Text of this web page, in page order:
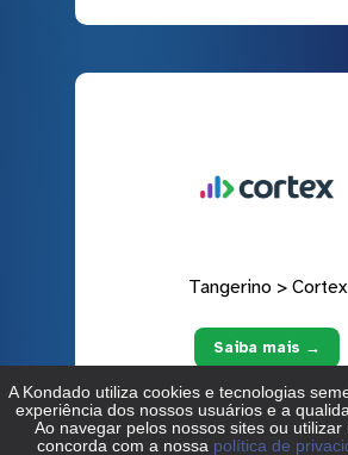
Tangerino > Cortex
Saiba mais →